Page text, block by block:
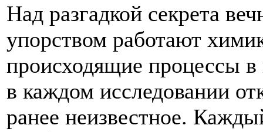
Над разгадкой секрета
упорством работают
происходящие процессы
в каждом исследовании
ранее неизвестное.